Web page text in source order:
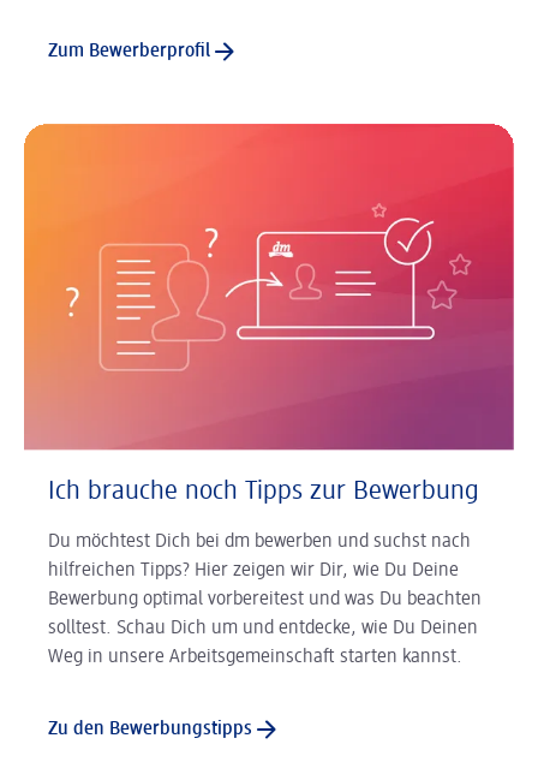
Zum Bewerberprofil
Ich brauche noch Tipps zur Bewerbung
Du möchtest Dich bei dm bewerben und suchst nach
hilfreichen Tipps? Hier zeigen wir Dir, wie Du Deine
Bewerbung optimal vorbereitest und was Du beachten
solltest. Schau Dich um und entdecke, wie Du Deinen
Weg in unsere Arbeitsgemeinschaft starten kannst.
Zu den Bewerbungstipps